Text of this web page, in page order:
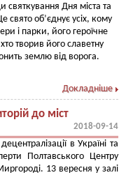
святкування Дня міста та
свято об’єднує усіх, кому
і парки, його героїчне
творив його славетну
землю від ворога.
Докладніше
до міст
2018-09-14
в Україні та
Полтавського Центру
13 вересня у залі